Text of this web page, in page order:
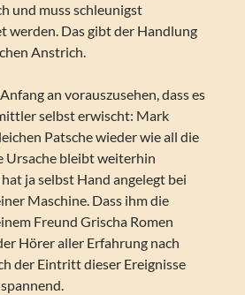
und muss schleunigst
werden. Das gibt der Handlung
Anstrich.
an vorauszusehen, dass es
selbst erwischt: Mark
Patsche wieder wie all die
Ursache bleibt weiterhin
ja selbst Hand angelegt bei
Maschine. Dass ihm die
Freund Grischa Romen
Hörer aller Erfahrung nach
der Eintritt dieser Ereignisse